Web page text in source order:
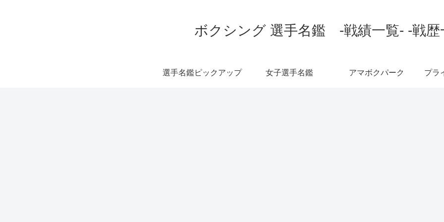
ボクシング 選手名鑑 -戦績一覧- -戦歴
選手名鑑ピックアップ 女子選手名鑑 アマボクパーク プラ